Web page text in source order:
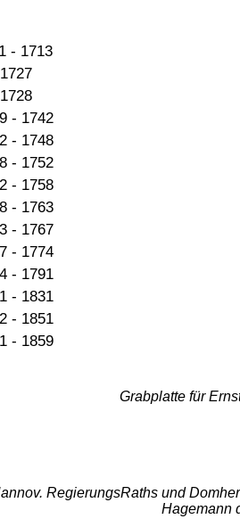
- 1713
- 1742
- 1748
- 1752
- 1758
- 1763
- 1767
- 1774
- 1791
- 1831
- 1851
- 1859
Grabplatte für
RegierungsRaths und
Hagemann